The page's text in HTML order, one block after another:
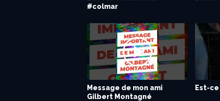
#colmar
Message de mon ami
Gilbert Montagné
Est-ce
Les coulisses de mon
prochain clip...
l’hôpital...
Sarah Schwab à Lyon C’est